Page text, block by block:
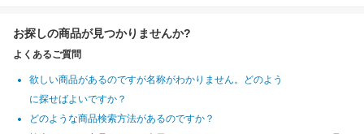
お探しの商品が見つかりませんか?
よくあるご質問
欲しい商品があるのですが名称がわかりません。どのよう
に探せばよいですか？
どのような商品検索方法があるのですか？